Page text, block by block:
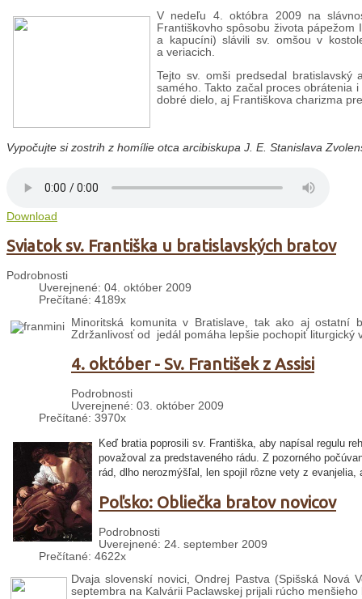
V nedeľu 4. októbra 2009 na
Františkovho spôsobu života
a kapucíni) slávili sv. omšou v
a veriacich.
Tejto sv. omši predsedal
samého. Takto začal proces obrátenia
dobré dielo, aj Františkova charizma
Vypočujte si zostrih z homílie otca arcibiskupa J. E. Stanislava
Download
Sviatok sv. Františka u bratislavských bratov
Podrobnosti
Uverejnené: 04. október 2009
Prečítané: 4189x
Minoritská komunita v Bratislave, tak ako aj ostatní
Zdržanlivosť od jedál pomáha lepšie pochopiť liturgický
4. október - Sv. František z Assisi
Podrobnosti
Uverejnené: 03. október 2009
Prečítané: 3970x
Keď bratia poprosili sv. Františka, aby napísal regulu
považoval za predstaveného rádu. Z pozorného
rád, dlho nerozmýšľal, len spojil rôzne vety z evanjelia,
Poľsko: Obliečka bratov novicov
Podrobnosti
Uverejnené: 24. september 2009
Prečítané: 4622x
Dvaja slovenskí novici, Ondrej Pastva (Spišská
septembra na Kalvárii Paclawskej prijali rúcho menšieho